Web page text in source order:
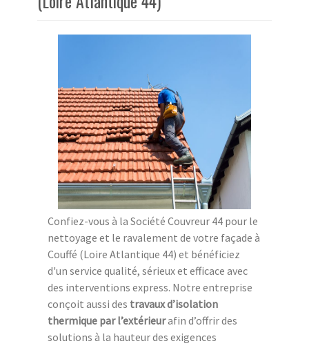
Confiez-vous à la Société Couvreur 44 pour le
nettoyage et le ravalement de votre façade à
Couffé (Loire Atlantique 44) et bénéficiez
d'un service qualité, sérieux et efficace avec
des interventions express. Notre entreprise
conçoit aussi des travaux d’isolation
thermique par l’extérieurafin d’offrir des
solutions à la hauteur des exigences